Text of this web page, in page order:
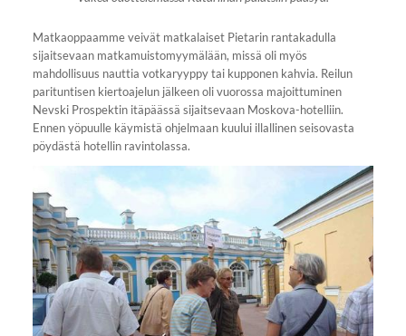
Matkaoppaamme veivät matkalaiset Pietarin rantakadulla
sijaitsevaan matkamuistomyymälään, missä oli myös
mahdollisuus nauttia votkaryyppy tai kupponen kahvia. Reilun
parituntisen kiertoajelun jälkeen oli vuorossa majoittuminen
Nevski Prospektin itäpäässä sijaitsevaan Moskova-hotelliin.
Ennen yöpuulle käymistä ohjelmaan kuului illallinen seisovasta
pöydästä hotellin ravintolassa.